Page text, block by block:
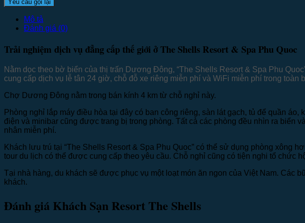
Mô tả
Đánh giá (0)
Trải nghiệm dịch vụ đẳng cấp thế giới ở The Shells Resort & Spa Phu Quoc
Nằm dọc theo bờ biển của thị trấn Dương Đông, “The Shells Resort & Spa Phu
cung cấp dịch vụ lễ tân 24 giờ, chỗ đỗ xe riêng miễn phí và WiFi miễn phí trong toàn
Chợ Dương Đông nằm trong bán kính 4 km từ chỗ nghỉ này.
Phòng nghỉ lắp máy điều hòa tại đây có ban công riêng, sàn lát gạch, tủ để quần
điện và minibar cũng được trang bị trong phòng. Tất cả các phòng đều nhìn ra biển
nhân miễn phí.
Khách lưu trú tại “The Shells Resort & Spa Phu Quoc” có thể sử dụng phòng xông
tour du lịch có thể được cung cấp theo yêu cầu. Chỗ nghỉ cũng có tiện nghi tổ chức
Tại nhà hàng, du khách sẽ được phục vụ một loạt món ăn ngon của Việt Nam. Các
khách.
Đánh giá Khách Sạn Resort The Shells